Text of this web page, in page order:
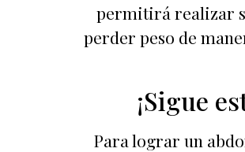
permitirá realizar
perder peso de
¡Sigue
Para lograr un